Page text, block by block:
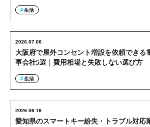
生活
大阪府で屋外コンセント増設を依頼できる
事会社5選｜費用相場と失敗しない選び方
2026.07.06
生活
愛知県のスマートキー紛失・トラブル対応
2026.06.16